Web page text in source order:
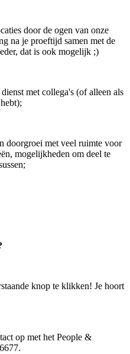
door de ogen van onze
na je proeftijd samen met de
dat is ook mogelijk ;)
met collega's (of alleen als
doorgroei met veel ruimte voor
mogelijkheden om deel te
knop te klikken! Je hoort
op met het People &